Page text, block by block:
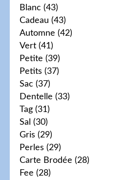
Blanc (43)
Cadeau (43)
Automne (42)
Vert (41)
Petite (39)
Petits (37)
Sac (37)
Dentelle (33)
Tag (31)
Sal (30)
Gris (29)
Perles (29)
Carte Brodée (28)
Fee (28)